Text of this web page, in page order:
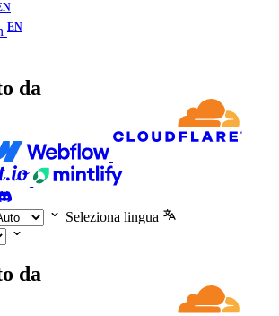
da
Seleziona lingua
da